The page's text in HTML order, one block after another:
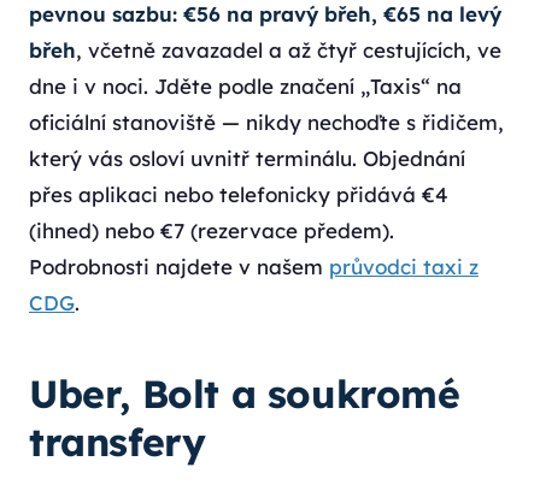
pevnou sazbu: €56 na pravý břeh, €65 na levý
břeh, včetně zavazadel a až čtyř cestujících, ve
dne i v noci. Jděte podle značení „Taxis“ na
oficiální stanoviště — nikdy nechoďte s řidičem,
který vás osloví uvnitř terminálu. Objednání
přes aplikaci nebo telefonicky přidává €4
(ihned) nebo €7 (rezervace předem).
Podrobnosti najdete v našem průvodci taxi z
CDG.
Uber, Bolt a soukromé
transfery